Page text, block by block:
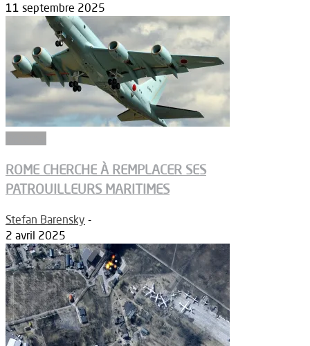
11 septembre 2025
ROME CHERCHE À REMPLACER SES
PATROUILLEURS MARITIMES
Stefan Barensky -
2 avril 2025